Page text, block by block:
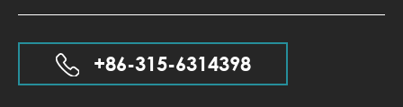
+86-315-6314398